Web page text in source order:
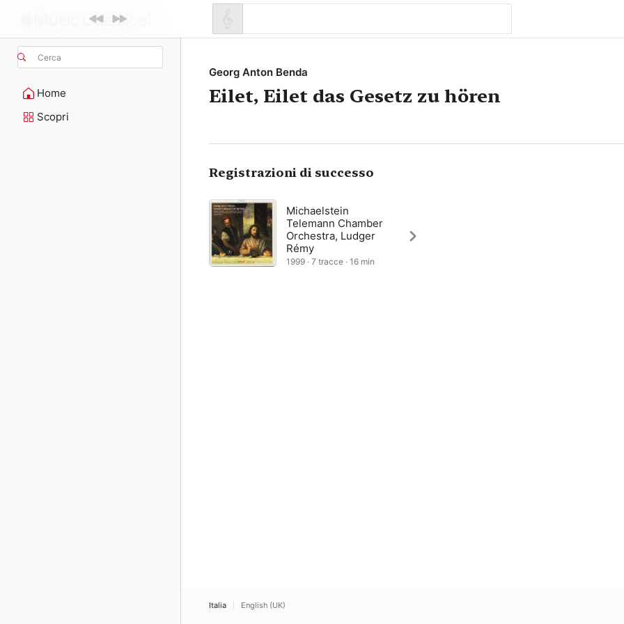
Cerca
Home
Scopri
Georg Anton Benda
Eilet, Eilet das Gesetz zu hören
Registrazioni di successo
Michaelstein
Telemann Chamber
Orchestra, Ludger
Rémy
1999 · 7 tracce · 16 min
Italia English (UK)